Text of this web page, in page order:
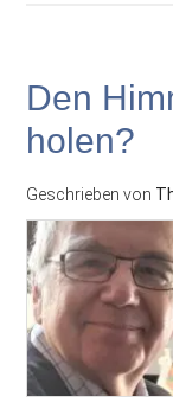
Den
holen?
Geschrieben von